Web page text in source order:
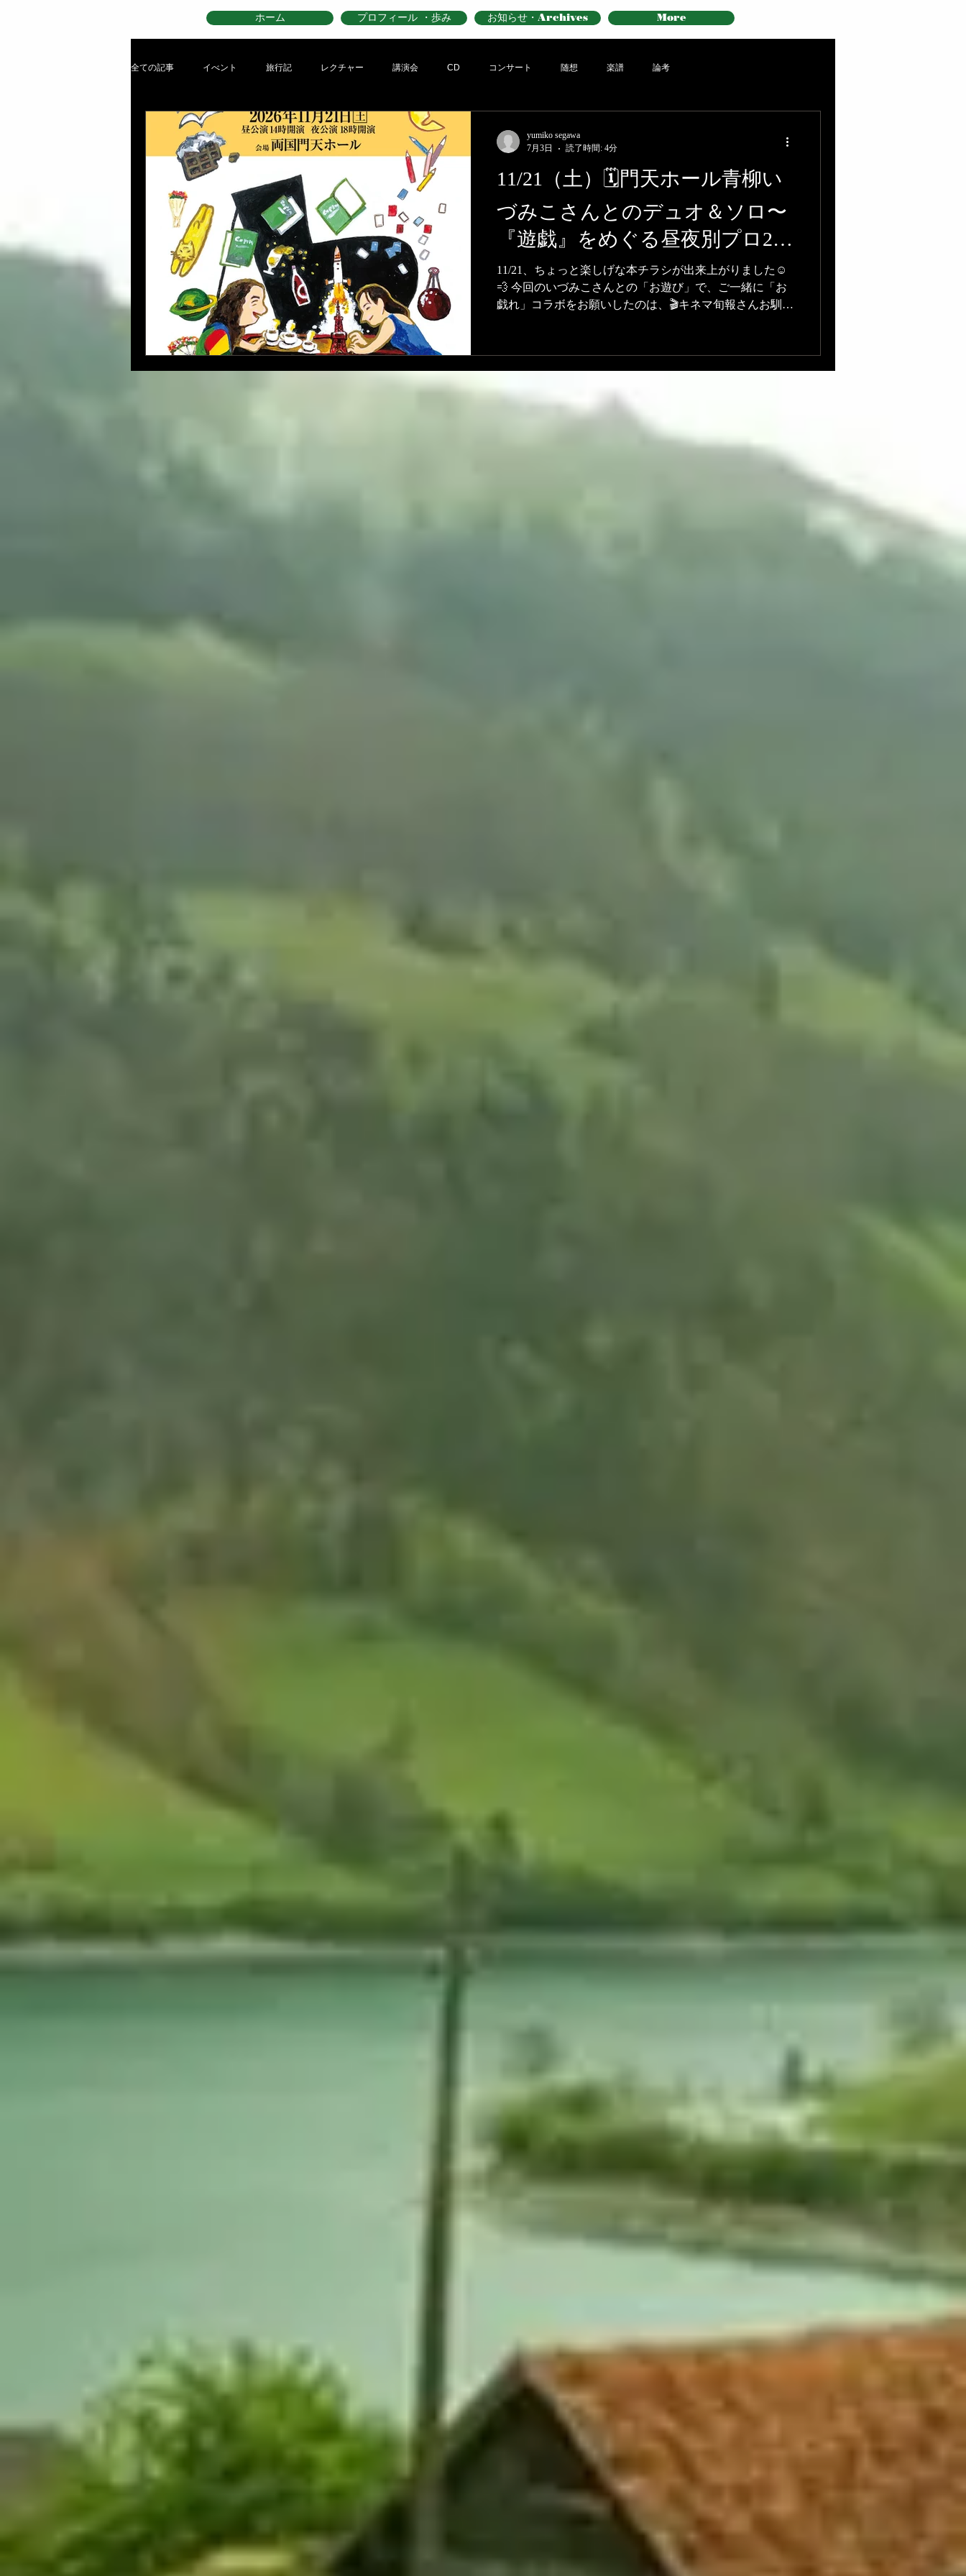
ホーム プロフィール ・歩み お知らせ・Archives More
全ての記事 イべント 旅行記 レクチャー 講演会 CD コンサート 随想 楽譜 論考
11/21（土）🗓️門天ホール青柳い
づみこさんとのデュオ＆ソロ〜
『遊戯』をめぐる昼夜別プロ2公
演〜
11/21、ちょっと楽しげな本チラシが出来上がりました☺️
💨 今回のいづみこさんとの「お遊び」で、ご一緒に「お
戯れ」コラボをお願いしたのは、🎬キネマ旬報さんお馴染
ましんさん、黒崎さんにも心から感謝です🙇‍♀️✨
11/21（土）🗓️門天ホール 青柳いづみこさんとのデュオ＆
ソロ〜『遊戯』をめぐる昼夜別プロ2公演〜 いづみこさん
との出会いを辿ると、浮かび上がるキーワードはこちら
🔑 ・某上石神井の神社⛩️での“オオザケ” ・ラピュタ阿佐
ヶ谷（映画館）山猫軒での🍽️ ・ポー学会 ＆「アッシャー
家」 ・いづみこ女史著「阿佐ヶ谷アタリデ大ザケノンダ
yumiko segawa
7月3日
読了時間: 4分